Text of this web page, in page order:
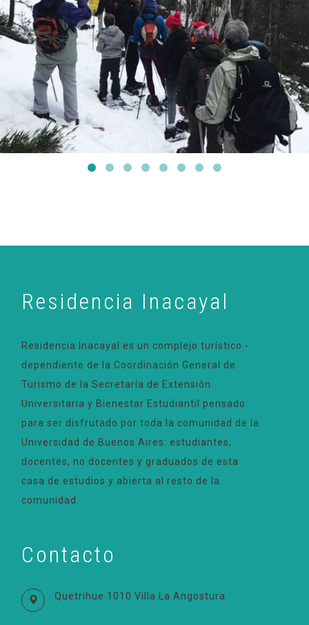
Residencia Inacayal
Residencia Inacayal es un complejo turístico -
dependiente de la Coordinación General de
Turismo de la Secretaría de Extensión
Universitaria y Bienestar Estudiantil pensado
para ser disfrutado por toda la comunidad de la
Universidad de Buenos Aires: estudiantes,
docentes, no docentes y graduados de esta
casa de estudios y abierta al resto de la
comunidad.
Contacto
Quetrihue 1010 Villa La Angostura